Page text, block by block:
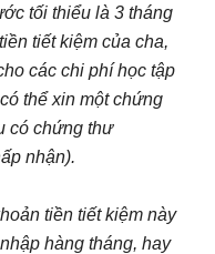
tối thiểu là 3 tháng
tiết kiệm của cha,
các chi phí học tập
thể xin một chứng
có chứng thư
nhận).
tiền tiết kiệm này
hàng tháng, hay